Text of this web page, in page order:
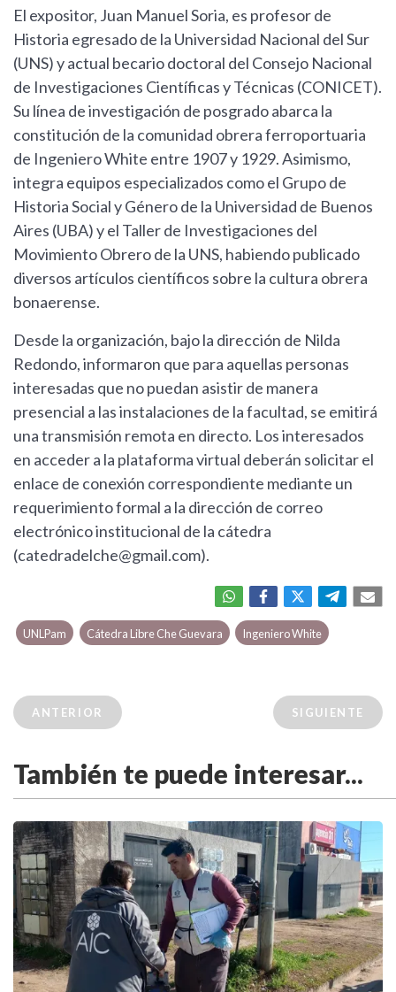
El expositor, Juan Manuel Soria, es profesor de
Historia egresado de la Universidad Nacional del Sur
(UNS) y actual becario doctoral del Consejo Nacional
de Investigaciones Científicas y Técnicas (CONICET).
Su línea de investigación de posgrado abarca la
constitución de la comunidad obrera ferroportuaria
de Ingeniero White entre 1907 y 1929. Asimismo,
integra equipos especializados como el Grupo de
Historia Social y Género de la Universidad de Buenos
Aires (UBA) y el Taller de Investigaciones del
Movimiento Obrero de la UNS, habiendo publicado
diversos artículos científicos sobre la cultura obrera
bonaerense.
Desde la organización, bajo la dirección de Nilda
Redondo, informaron que para aquellas personas
interesadas que no puedan asistir de manera
presencial a las instalaciones de la facultad, se emitirá
una transmisión remota en directo. Los interesados
en acceder a la plataforma virtual deberán solicitar el
enlace de conexión correspondiente mediante un
requerimiento formal a la dirección de correo
electrónico institucional de la cátedra
(catedradelche@gmail.com).
UNLPam Cátedra Libre Che Guevara Ingeniero White
ANTERIOR SIGUIENTE
También te puede interesar...